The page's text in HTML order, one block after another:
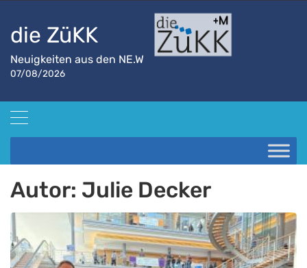
die ZüKK
Neuigkeiten aus den NE.W
07/08/2026
Autor: Julie Decker